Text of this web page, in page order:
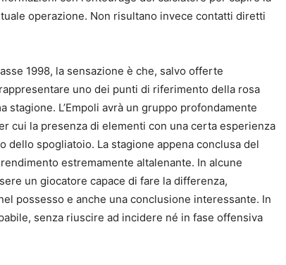
operazione. Non risultano invece contatti diretti
1998, la sensazione è che, salvo offerte
uno dei punti di riferimento della rosa
L’Empoli avrà un gruppo profondamente
cui la presenza di elementi con una certa esperienza
dello spogliatoio. La stagione appena conclusa del
estremamente altalenante. In alcune
un giocatore capace di fare la differenza,
possesso e anche una conclusione interessante. In
senza riuscire ad incidere né in fase offensiva